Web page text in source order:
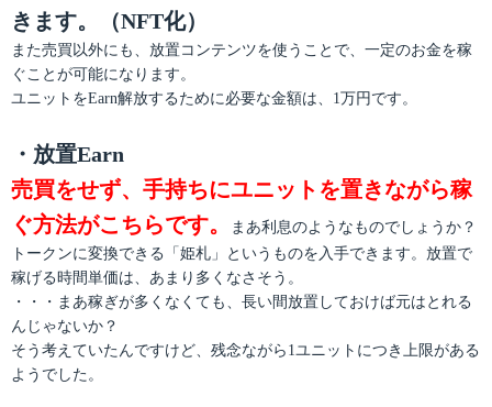
きます。（NFT化）
また売買以外にも、放置コンテンツを使うことで、一定のお金を稼
ぐことが可能になります。
ユニットをEarn解放するために必要な金額は、1万円です。
・放置Earn
売買をせず、手持ちにユニットを置きながら稼
ぐ方法がこちらです。
まあ利息のようなものでしょうか？
トークンに変換できる「姫札」というものを入手できます。放置で
稼げる時間単価は、あまり多くなさそう。
・・・まあ稼ぎが多くなくても、長い間放置しておけば元はとれる
んじゃないか？
そう考えていたんですけど、残念ながら1ユニットにつき上限がある
ようでした。